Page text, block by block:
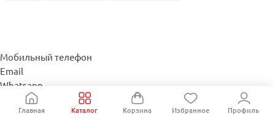
Главная Каталог Корзина Избранное Профиль
Мобильный телефон
Email
Whatsapp
Whatsapp
Telegram